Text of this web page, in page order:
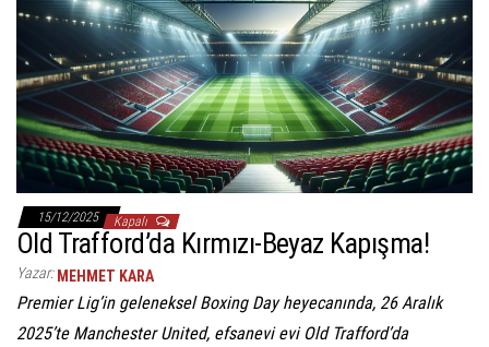
15/12/2025 Kapalı
Old Trafford’da Kırmızı-Beyaz Kapışma!
Yazar: MEHMET KARA
Premier Lig’in geleneksel Boxing Day heyecanında, 26 Aralık
2025’te Manchester United, efsanevi evi Old Trafford’da